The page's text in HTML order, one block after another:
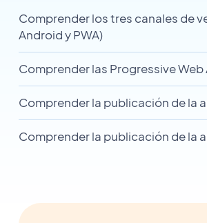
Comprender los tres canales de
Android y PWA)
Comprender las Progressive Web
Comprender la publicación de la
Comprender la publicación de la